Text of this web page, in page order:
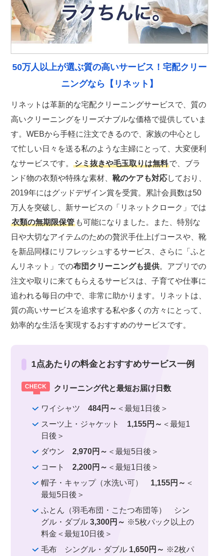
50万人以上が選ぶ質の高いサービス！宅配クリー
ニングなら【リネット】
リネットは革新的な宅配クリーニングサービスで、質の
高いクリーニングをリーズナブルな価格で提供していま
す。WEBから手軽に注文できるので、家族の中心とし
て忙しい日々を送る私のような主婦にとって、大変便利
なサービスです。シミ抜きや毛玉取りは無料で、ブラ
ンド物の衣類や特殊な素材、靴のケアも対応しており、
2019年にはグッドデザイン賞を受賞。累計会員数は50
万人を突破し、新サービスの「リネットクローク」では
衣類の無期限保管 も可能になりました。また、特別な
日や大切なアイテムのための贅沢手仕上げコースや、靴
を新品同様にリフレッシュするサービス、さらに「ふと
んリネット」での布団クリーニングも提供。アプリでの
注文や取りに来てもらえるサービスは、子育てや仕事に
追われる毎日の中で、非常に助かります。リネットは、
質の高いサービスを追求する私や多くの方々にとって、
効率的な生活を実現するおすすめのサービスです。
1点あたりの料金とおすすめサービス一例
クリーニング代と最短お届け日数
ワイシャツ484円～ ＜最短1日後＞
スーツ上・ジャケット 1,155円～ ＜最短1
日後＞
ダウン2,970円～ ＜最短5日後＞
コート2,200円～ ＜最短1日後＞
帽子・キャップ（水洗い可） 1,155円～ ＜
最短5日後＞
ふとん（羽毛布団・こたつ布団等） シン
グル・ダブル3,300円～ ※5枚パック以上の
料金＜最短10日後＞
毛布 シングル・ダブル 1,650円～ ※2枚パ